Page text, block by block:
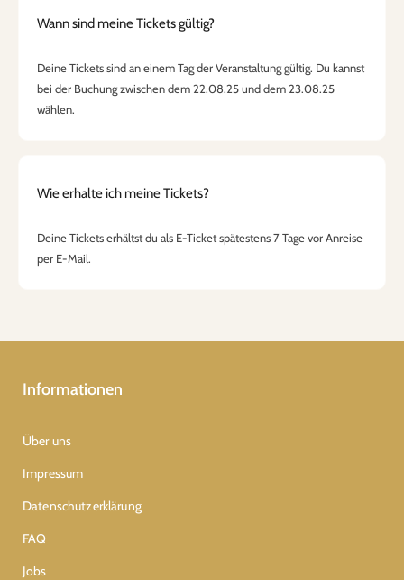
Wann sind meine Tickets gültig?
Deine Tickets sind an einem Tag der Veranstaltung gültig. Du kannst
bei der Buchung zwischen dem 22.08.25 und dem 23.08.25
wählen.
Wie erhalte ich meine Tickets?
Deine Tickets erhältst du als E-Ticket spätestens 7 Tage vor Anreise
per E-Mail.
Informationen
Über uns
Impressum
Datenschutzerklärung
FAQ
Jobs